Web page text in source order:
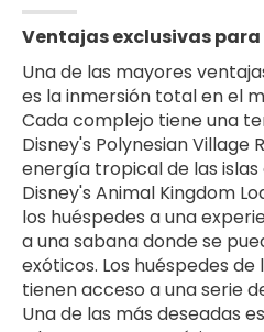
Ventajas exclusivas para
Una de las mayores
es la inmersión total en el
Cada complejo tiene una
Disney's Polynesian Village
energía tropical de las islas
Disney's Animal Kingdom
los huéspedes a una
a una sabana donde se
exóticos. Los huéspedes
tienen acceso a una serie
Una de las más deseadas